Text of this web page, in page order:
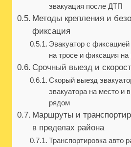
эвакуация после ДТП
Методы крепления и
фиксация
Эвакуатор с фиксацией
на тросе и фиксация
Срочный выезд и
Скорый выезд
эвакуатора на место и
рядом
Маршруты и
в пределах района
Транспортировка авто